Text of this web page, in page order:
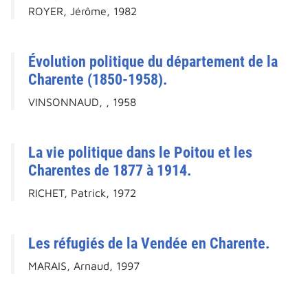
ROYER, Jérôme, 1982
Évolution politique du département de la
Charente (1850-1958).
VINSONNAUD, , 1958
La vie politique dans le Poitou et les
Charentes de 1877 à 1914.
RICHET, Patrick, 1972
Les réfugiés de la Vendée en Charente.
MARAIS, Arnaud, 1997